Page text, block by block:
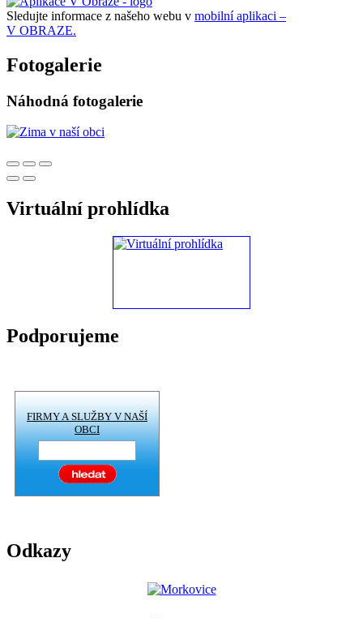
Sledujte informace z našeho webu v mobilní aplikaci –
V OBRAZE.
Fotogalerie
Náhodná fotogalerie
Virtuální prohlídka
Podporujeme
FIRMY A SLUŽBY V NAŠÍ
OBCI
Odkazy